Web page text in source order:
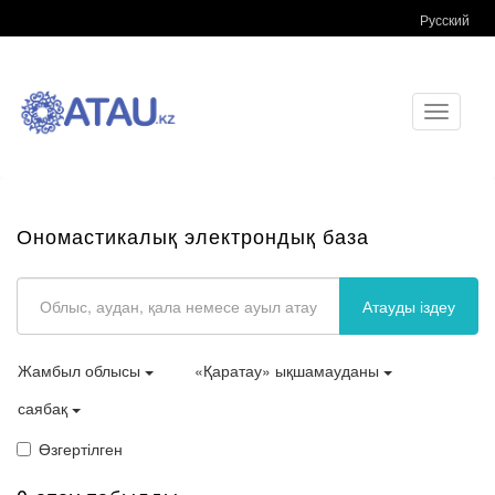
Русский
Toggle
Ономастикалық электрондық база
Атауды іздеу
Жамбыл облысы
«Қаратау» ықшамауданы
саябақ
Өзгертілген